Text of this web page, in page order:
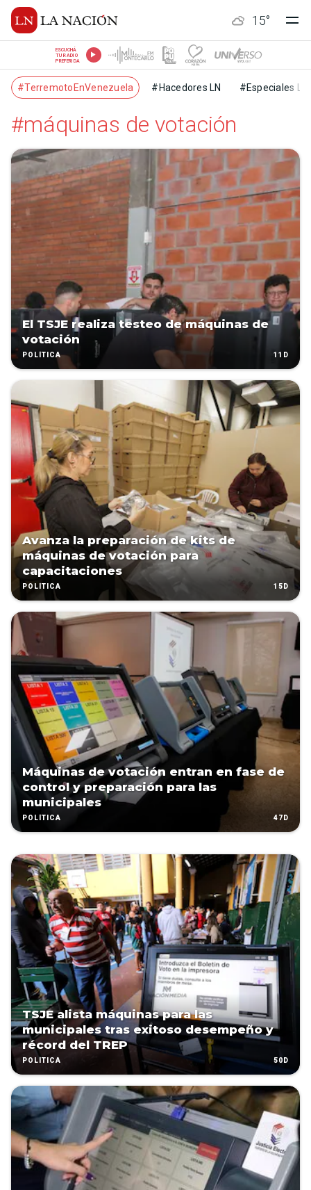
15°
ESCUCHÁ
TU RADIO
PREFERIDA
#TerremotoEnVenezuela #Hacedores LN #Especiales LN
#máquinas de votación
El TSJE realiza testeo de máquinas de
votación
POLÍTICA 11D
Avanza la preparación de kits de
máquinas de votación para
capacitaciones
POLÍTICA 15D
Máquinas de votación entran en fase de
control y preparación para las
municipales
POLÍTICA 47D
TSJE alista máquinas para las
municipales tras exitoso desempeño y
récord del TREP
POLÍTICA 50D